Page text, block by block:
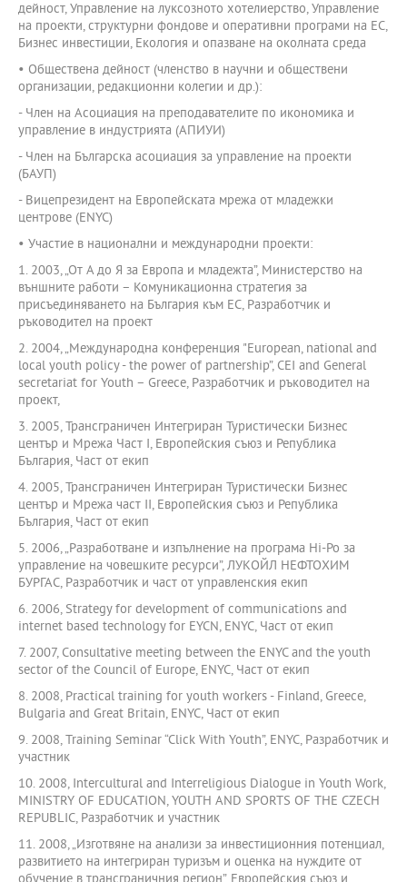
дейност, Управление на луксозното хотелиерство, Управление
на проекти, структурни фондове и оперативни програми на ЕС,
Бизнес инвестиции, Екология и опазване на околната среда
• Обществена дейност (членство в научни и обществени
организации, редакционни колегии и др.):
- Член на Асоциация на преподавателите по икономика и
управление в индустрията (АПИУИ)
- Член на Българска асоциация за управление на проекти
(БАУП)
- Вицепрезидент на Европейската мрежа от младежки
центрове (ENYC)
• Участие в национални и международни проекти:
1. 2003, „От А до Я за Европа и младежта”, Министерство на
външните работи – Комуникационна стратегия за
присъединяването на България към ЕС, Разработчик и
ръководител на проект
2. 2004, „Международна конференция "European, national and
local youth policy - the power of partnership”, CEI and General
secretariat for Youth – Greece, Разработчик и ръководител на
проект,
3. 2005, Трансграничен Интегриран Туристически Бизнес
център и Мрежа Част I, Европейския съюз и Република
България, Част от екип
4. 2005, Трансграничен Интегриран Туристически Бизнес
център и Мрежа част II, Европейския съюз и Република
България, Част от екип
5. 2006, „Разработване и изпълнение на програма Hi-Po за
управление на човешките ресурси”, ЛУКОЙЛ НЕФТОХИМ
БУРГАС, Разработчик и част от управленския екип
6. 2006, Strategy for development of communications and
internet based technology for EYCN, ENYC, Част от екип
7. 2007, Consultative meeting between the ENYC and the youth
sector of the Council of Europe, ENYC, Част от екип
8. 2008, Practical training for youth workers - Finland, Greece,
Bulgaria and Great Britain, ENYC, Част от екип
9. 2008, Training Seminar “Click With Youth”, ENYC, Разработчик и
участник
10. 2008, Intercultural and Interreligious Dialogue in Youth Work,
MINISTRY OF EDUCATION, YOUTH AND SPORTS OF THE CZECH
REPUBLIC, Разработчик и участник
11. 2008, „Изготвяне на анализи за инвестиционния потенциал,
развитието на интегриран туризъм и оценка на нуждите от